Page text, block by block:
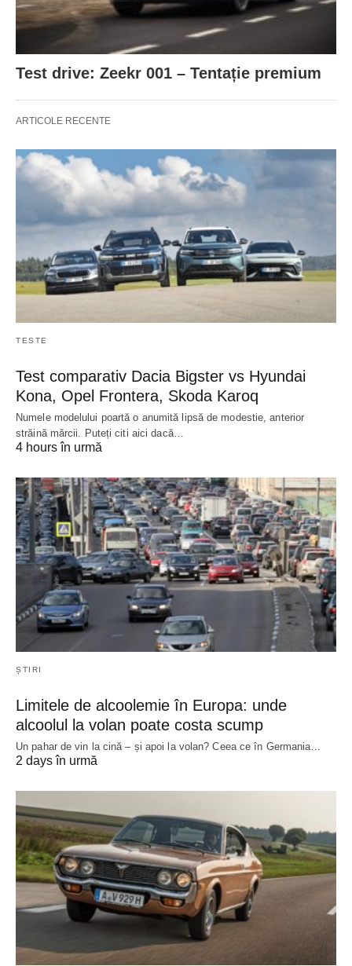
Test drive: Zeekr 001 – Tentație premium
ARTICOLE RECENTE
TESTE
Test comparativ Dacia Bigster vs Hyundai
Kona, Opel Frontera, Skoda Karoq
Numele modelului poartă o anumită lipsă de modestie, anterior
străină mărcii. Puteți citi aici dacă…
4 hours în urmă
ȘTIRI
Limitele de alcoolemie în Europa: unde
alcoolul la volan poate costa scump
Un pahar de vin la cină – și apoi la volan? Ceea ce în Germania…
2 days în urmă